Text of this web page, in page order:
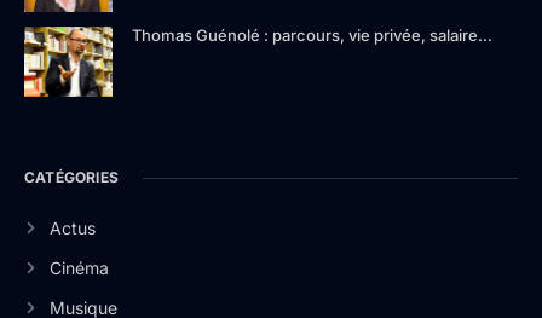
Thomas Guénolé : parcours, vie privée, salaire…
CATÉGORIES
Actus
Cinéma
Musique